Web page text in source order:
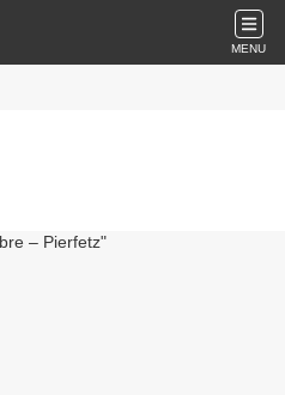
MENU